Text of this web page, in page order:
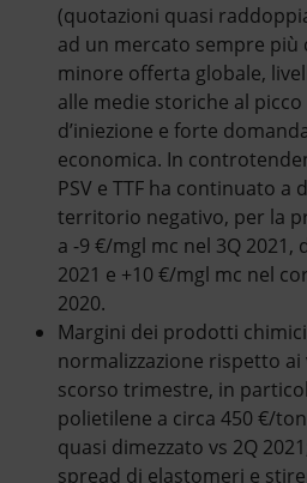
(quotazioni quasi
ad un mercato sempre più
minore offerta globale,
alle medie storiche al
d’iniezione e forte
economica. In
PSV e TTF ha continuato a
territorio negativo, per la
a -9 €/mgl mc nel 3Q 2021,
2021 e +10 €/mgl mc nel
2020.
Margini dei prodotti
normalizzazione rispetto
scorso trimestre, in
polietilene a circa 450 €/
quasi dimezzato vs 2Q
spread di elastomeri e